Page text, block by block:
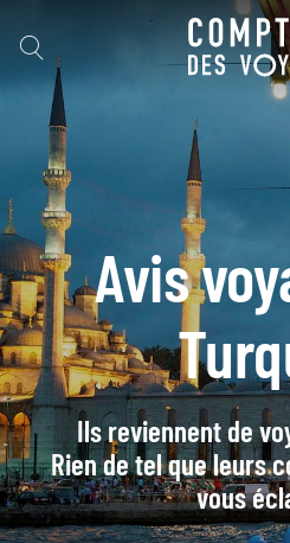
Avis
Ils reviennent de
Rien de tel que leurs
vous